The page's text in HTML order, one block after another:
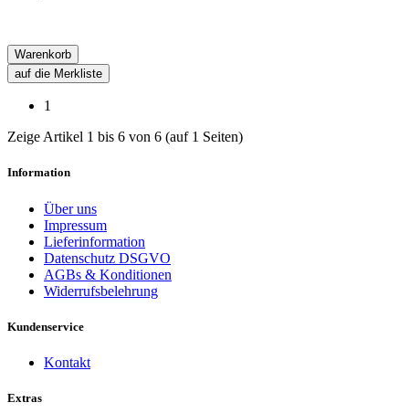
Warenkorb
auf die Merkliste
1
Zeige Artikel 1 bis 6 von 6 (auf 1 Seiten)
Information
Über uns
Impressum
Lieferinformation
Datenschutz DSGVO
AGBs & Konditionen
Widerrufsbelehrung
Kundenservice
Kontakt
Extras